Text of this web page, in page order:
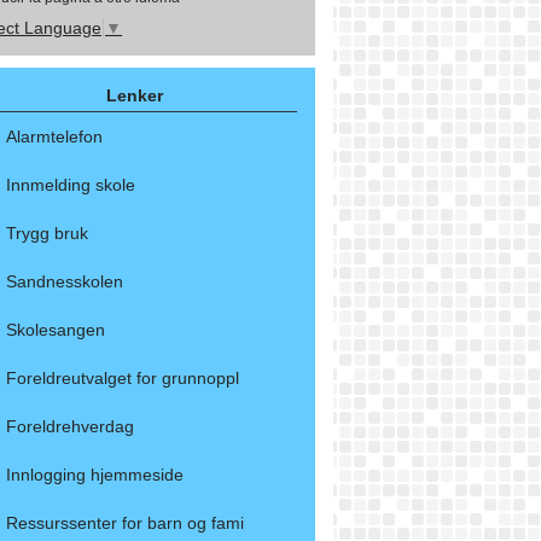
Language ▼
Lenker
Alarmtelefon
Innmelding skole
Trygg bruk
Sandnesskolen
Skolesangen
Foreldreutvalget for grunnoppl
Foreldrehverdag
Innlogging hjemmeside
Ressurssenter for barn og fami